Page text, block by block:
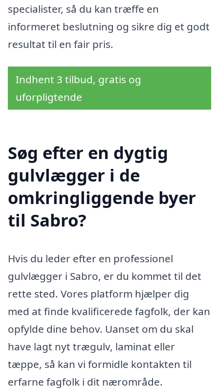
specialister, så du kan træffe en
informeret beslutning og sikre dig et godt
resultat til en fair pris.
Indhent 3 tilbud, gratis og
uforpligtende
Søg efter en dygtig
gulvlægger i de
omkringliggende byer
til Sabro?
Hvis du leder efter en professionel
gulvlægger i Sabro, er du kommet til det
rette sted. Vores platform hjælper dig
med at finde kvalificerede fagfolk, der kan
opfylde dine behov. Uanset om du skal
have lagt nyt trægulv, laminat eller
tæppe, så kan vi formidle kontakten til
erfarne fagfolk i dit nærområde.